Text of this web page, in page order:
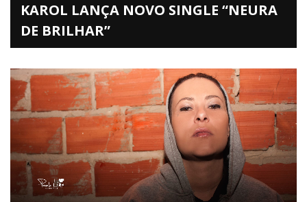
KAROL LANÇA NOVO SINGLE “NEURA
DE BRILHAR”